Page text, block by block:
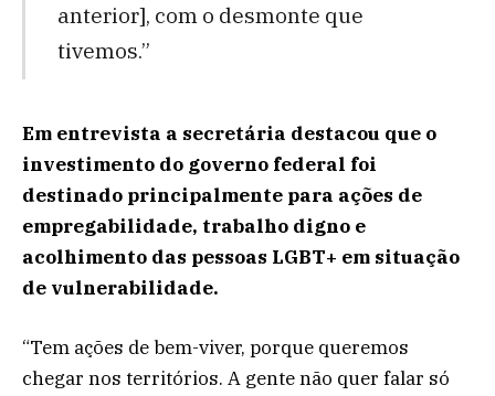
anterior], com o desmonte que
tivemos.”
Em entrevista a secretária destacou que o
investimento do governo federal foi
destinado principalmente para ações de
empregabilidade, trabalho digno e
acolhimento das pessoas LGBT+ em situação
de vulnerabilidade.
“Tem ações de bem-viver, porque queremos
chegar nos territórios. A gente não quer falar só